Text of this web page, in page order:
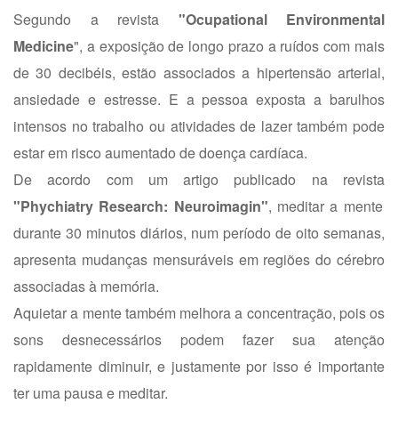
Segundo a revista "Ocupational Environmental
Medicine", a exposição de longo prazo a ruídos com mais
de 30 decibéis, estão associados a hipertensão arterial,
ansiedade e estresse. E a pessoa exposta a barulhos
intensos no trabalho ou atividades de lazer também pode
estar em risco aumentado de doença cardíaca.
De acordo com um artigo publicado na revista
"Phychiatry Research: Neuroimagin", meditar a mente
durante 30 minutos diários, num período de oito semanas,
apresenta mudanças mensuráveis em regiões do cérebro
associadas à memória.
Aquietar a mente também melhora a concentração, pois os
sons desnecessários podem fazer sua atenção
rapidamente diminuir, e justamente por isso é importante
ter uma pausa e meditar.